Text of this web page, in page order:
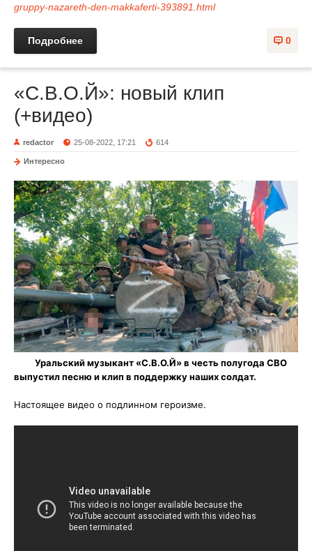
gruppy-nazareth-den-makkaferti-393891.html
0
Подробнее
«С.В.О.Й»: новый клип
(+видео)
redactor 25-08-2022, 17:21 614
Интересно
Уральский музыкант «С.В.О.Й» в честь полугода СВО
выпустил песню и клип в поддержку наших солдат.
Настоящее видео о подлинном героизме.